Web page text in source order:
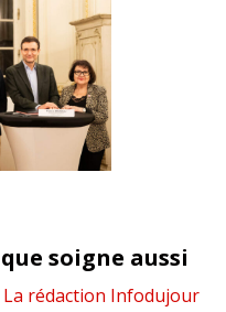
soigne aussi
La rédaction Infodujour